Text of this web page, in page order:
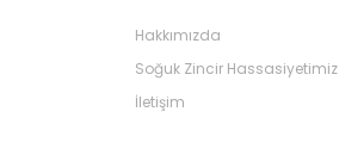
Hakkımızda
Soğuk Zincir Hassasiyetimiz
İletişim